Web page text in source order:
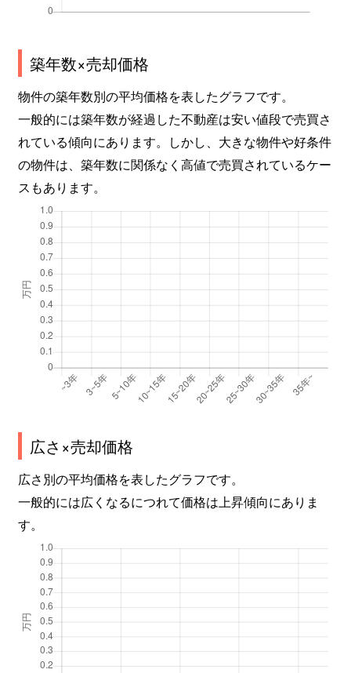
築年数×売却価格
物件の築年数別の平均価格を表したグラフです。
一般的には築年数が経過した不動産は安い値段で売買さ
れている傾向にあります。しかし、大きな物件や好条件
の物件は、築年数に関係なく高値で売買されているケー
スもあります。
広さ×売却価格
広さ別の平均価格を表したグラフです。
一般的には広くなるにつれて価格は上昇傾向にありま
す。